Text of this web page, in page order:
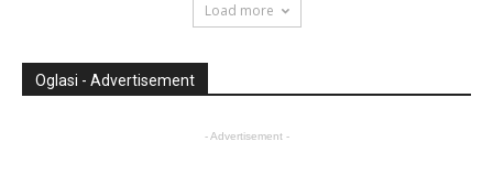
Load more
Oglasi - Advertisement
- Advertisement -